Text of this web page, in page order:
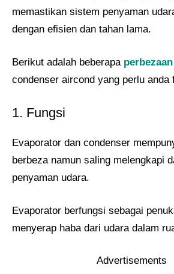
memastikan sistem penyaman
dengan efisien dan tahan lama.
Berikut adalah beberapa perbezaan
condenser aircond yang perlu anda
1. Fungsi
Evaporator dan condenser
berbeza namun saling melengkapi
penyaman udara.
Evaporator berfungsi sebagai
menyerap haba dari udara dalam
Advertisements